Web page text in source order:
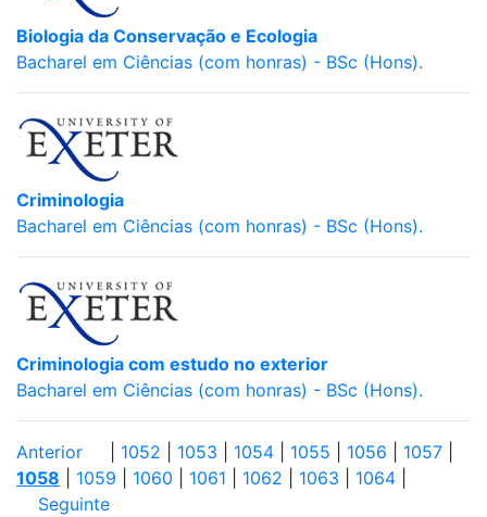
Biologia da Conservação e Ecologia
Bacharel em Ciências (com honras) - BSc (Hons).
Criminologia
Bacharel em Ciências (com honras) - BSc (Hons).
Criminologia com estudo no exterior
Bacharel em Ciências (com honras) - BSc (Hons).
Anterior 1052 1053 1054 1055 1056 1057
1058
1059 1060 1061 1062 1063 1064
Seguinte